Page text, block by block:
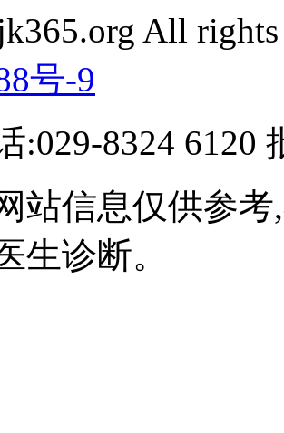
All
号-9
:029-8324 6120
站信息仅供参
生诊断。